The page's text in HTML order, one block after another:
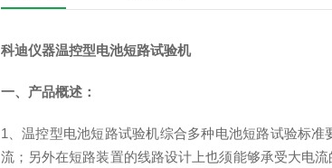
科迪仪器温控型电池短路试验机
一、 产品概述：
1、温控型电池短路试验机综合多种电池短路试验标准
流；另外在短路装置的线路设计上也须能够承受大电